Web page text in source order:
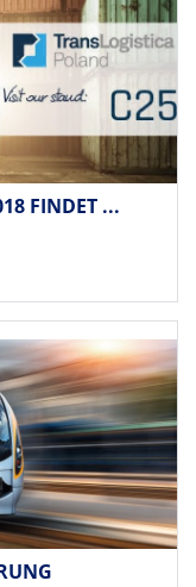
FINDET ...